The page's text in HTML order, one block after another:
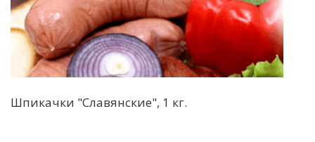
Шпикачки "Славянские", 1 кг.